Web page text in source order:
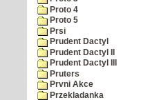
Proto 4
Proto 5
Prsi
Prudent Dactyl
Prudent Dactyl II
Prudent Dactyl III
Pruters
Prvni Akce
Przekladanka